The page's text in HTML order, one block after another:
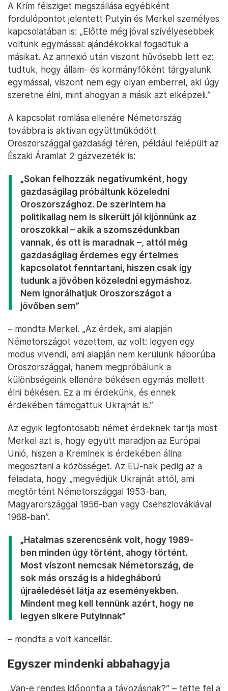
A Krím félsziget megszállása egyébként
fordulópontot jelentett Putyin és Merkel személyes
kapcsolatában is: „Előtte még jóval szívélyesebbek
voltunk egymással: ajándékokkal fogadtuk a
másikat. Az annexió után viszont hűvösebb lett ez:
tudtuk, hogy állam- és kormányfőként tárgyalunk
egymással, viszont nem egy olyan emberrel, aki úgy
szeretne élni, mint ahogyan a másik azt elképzeli.”
A kapcsolat romlása ellenére Németország
továbbra is aktívan együttműködött
Oroszországgal gazdasági téren, például felépült az
Északi Áramlat 2 gázvezeték is:
„Sokan felhozzák negatívumként, hogy
gazdaságilag próbáltunk közeledni
Oroszországhoz. De szerintem ha
politikailag nem is sikerült jól kijönnünk az
oroszokkal – akik a szomszédunkban
vannak, és ott is maradnak –, attól még
gazdaságilag érdemes egy értelmes
kapcsolatot fenntartani, hiszen csak így
tudunk a jövőben közeledni egymáshoz.
Nem ignorálhatjuk Oroszországot a
jövőben sem”
– mondta Merkel. „Az érdek, ami alapján
Németországot vezettem, az volt: legyen egy
modus vivendi, ami alapján nem kerülünk háborúba
Oroszországgal, hanem megpróbálunk a
különbségeink ellenére békésen egymás mellett
élni békésen. Ez a mi érdekünk, és ennek
érdekében támogattuk Ukrajnát is.”
Az egyik legfontosabb német érdeknek tartja most
Merkel azt is, hogy együtt maradjon az Európai
Unió, hiszen a Kremlnek is érdekében állna
megosztani a közösséget. Az EU-nak pedig az a
feladata, hogy „megvédjük Ukrajnát attól, ami
megtörtént Németországgal 1953-ban,
Magyarországgal 1956-ban vagy Csehszlovákiával
1968-ban”.
„Hatalmas szerencsénk volt, hogy 1989-
ben minden úgy történt, ahogy történt.
Most viszont nemcsak Németország, de
sok más ország is a hidegháború
újraéledését látja az eseményekben.
Mindent meg kell tennünk azért, hogy ne
legyen sikere Putyinnak”
– mondta a volt kancellár.
Egyszer mindenki abbahagyja
„Van-e rendes időpontja a távozásnak?” – tette fel a